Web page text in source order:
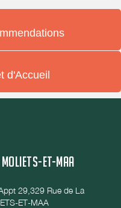
d'Accueil
ET-MAA
29,329 Rue de La
ET-MAA